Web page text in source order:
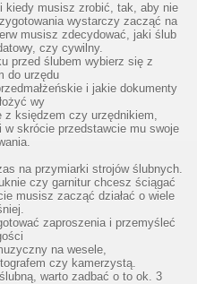
kiedy musisz zrobić, tak, aby nie
wystarczy zacząć na
musisz zdecydować, jaki ślub
czy cywilny.
przed ślubem wybierz się z
do urzędu
i jakie dokumenty
wy
z księdzem czy urzędnikiem,
w skrócie przedstawcie mu swoje
na przymiarki strojów ślubnych.
czy garnitur chcesz ściągać
musisz zacząć działać o wiele
zaproszenia i przemyśleć
na wesele,
czy kamerzystą.
warto zadbać o to ok. 3